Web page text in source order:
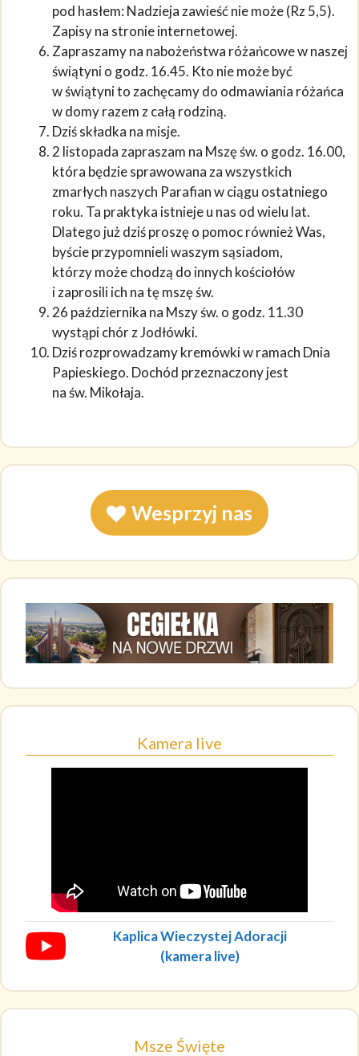
pod hasłem: Nadzieja zawieść nie może (Rz 5,5).
Zapisy na stronie internetowej.
Zapraszamy na nabożeństwa różańcowe w naszej
świątyni o godz. 16.45. Kto nie może być
w świątyni to zachęcamy do odmawiania różańca
w domy razem z całą rodziną.
Dziś składka na misje.
2 listopada zapraszam na Mszę św. o godz. 16.00,
która będzie sprawowana za wszystkich
zmarłych naszych Parafian w ciągu ostatniego
roku. Ta praktyka istnieje u nas od wielu lat.
Dlatego już dziś proszę o pomoc również Was,
byście przypomnieli waszym sąsiadom,
którzy może chodzą do innych kościołów
i zaprosili ich na tę mszę św.
26 października na Mszy św. o godz. 11.30
wystąpi chór z Jodłówki.
Dziś rozprowadzamy kremówki w ramach Dnia
Papieskiego. Dochód przeznaczony jest
na św. Mikołaja.
Wesprzyj nas
Kamera live
Kaplica Wieczystej Adoracji
(kamera live)
Msze Święte